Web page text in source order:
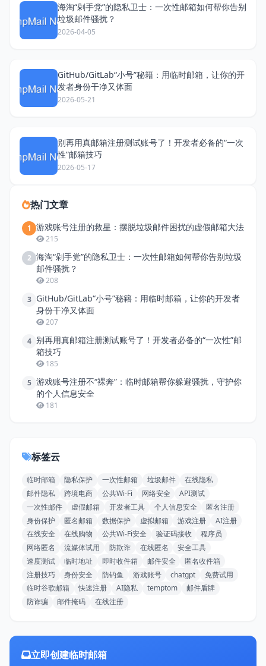
海淘“剁手党”的隐私卫士：一次性邮箱如何帮你告别
垃圾邮件骚扰？
2026-04-05
GitHub/GitLab“小号”秘籍：用临时邮箱，让你的开
发者身份干净又体面
2026-05-21
别再用真邮箱注册测试账号了！开发者必备的“一次
性”邮箱技巧
2026-05-17
热门文章
1 游戏账号注册的救星：摆脱垃圾邮件困扰的虚假邮箱大法
215
2 海淘“剁手党”的隐私卫士：一次性邮箱如何帮你告别垃圾
邮件骚扰？
208
3 GitHub/GitLab“小号”秘籍：用临时邮箱，让你的开发者
身份干净又体面
207
4 别再用真邮箱注册测试账号了！开发者必备的“一次性”邮
箱技巧
185
5 游戏账号注册不“裸奔”：临时邮箱帮你躲避骚扰，守护你
的个人信息安全
181
标签云
临时邮箱 隐私保护 一次性邮箱 垃圾邮件
在线隐私
邮件隐私
跨境电商 公共Wi-Fi 网络安全
API测试
一次性邮件
虚假邮箱 开发者工具 个人信息安全
匿名注册
身份保护
匿名邮箱 数据保护 虚拟邮箱 游戏注册
AI注册
在线安全
在线购物 公共Wi-Fi安全 验证码接收
程序员
网络匿名
流媒体试用 防欺诈 在线匿名
安全工具
速度测试
临时地址 即时收件箱 邮件安全
匿名收件箱
注册技巧
身份安全 防钓鱼 游戏账号 chatgpt
免费试用
临时谷歌邮箱
快速注册 AI隐私 temptom
邮件盾牌
防诈骗
邮件掩码 在线注册
立即创建临时邮箱